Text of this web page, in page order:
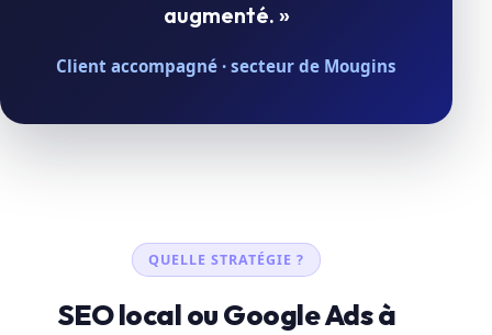
augmenté. »
Client accompagné · secteur de Mougins
QUELLE STRATÉGIE ?
SEO local ou Google Ads à